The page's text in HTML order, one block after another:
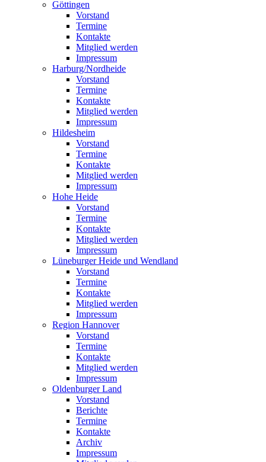
Göttingen
Vorstand
Termine
Kontakte
Mitglied werden
Impressum
Harburg/Nordheide
Vorstand
Termine
Kontakte
Mitglied werden
Impressum
Hildesheim
Vorstand
Termine
Kontakte
Mitglied werden
Impressum
Hohe Heide
Vorstand
Termine
Kontakte
Mitglied werden
Impressum
Lüneburger Heide und Wendland
Vorstand
Termine
Kontakte
Mitglied werden
Impressum
Region Hannover
Vorstand
Termine
Kontakte
Mitglied werden
Impressum
Oldenburger Land
Vorstand
Berichte
Termine
Kontakte
Archiv
Impressum